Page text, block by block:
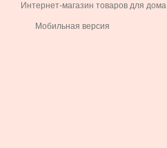
Интернет-магазин товаров для дома
Мобильная версия